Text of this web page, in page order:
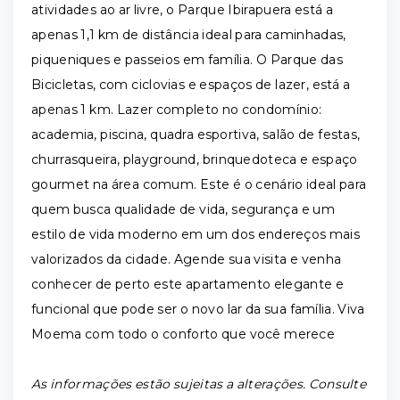
atividades ao ar livre, o Parque Ibirapuera está a
apenas 1,1 km de distância ideal para caminhadas,
piqueniques e passeios em família. O Parque das
Bicicletas, com ciclovias e espaços de lazer, está a
apenas 1 km. Lazer completo no condomínio:
academia, piscina, quadra esportiva, salão de festas,
churrasqueira, playground, brinquedoteca e espaço
gourmet na área comum. Este é o cenário ideal para
quem busca qualidade de vida, segurança e um
estilo de vida moderno em um dos endereços mais
valorizados da cidade. Agende sua visita e venha
conhecer de perto este apartamento elegante e
funcional que pode ser o novo lar da sua família. Viva
Moema com todo o conforto que você merece
As informações estão sujeitas a alterações. Consulte